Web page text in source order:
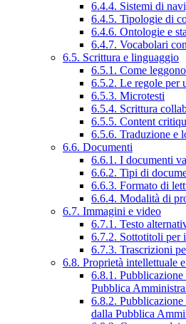
6.4.4. Sistemi di
6.4.5. Tipologie di
6.4.6. Ontologie e
6.4.7. Vocabolari
6.5. Scrittura e linguaggio
6.5.1. Come
6.5.2. Le regole per
6.5.3. Microtesti
6.5.4. Scrittura
6.5.5. Content
6.5.6. Traduzione e
6.6. Documenti
6.6.1. I documenti
6.6.2. Tipi di
6.6.3. Formato di
6.6.4. Modalità di
6.7. Immagini e video
6.7.1. Testo
6.7.2. Sottotitoli per
6.7.3. Trascrizioni
6.8. Proprietà intellettuale
6.8.1.
Pubblica
6.8.2.
dalla Pubblica